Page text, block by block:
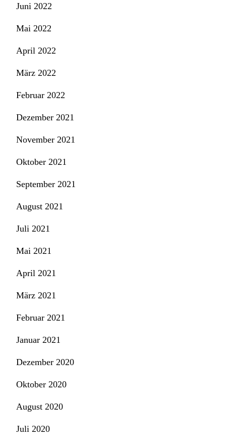
Juni 2022
Mai 2022
April 2022
März 2022
Februar 2022
Dezember 2021
November 2021
Oktober 2021
September 2021
August 2021
Juli 2021
Mai 2021
April 2021
März 2021
Februar 2021
Januar 2021
Dezember 2020
Oktober 2020
August 2020
Juli 2020